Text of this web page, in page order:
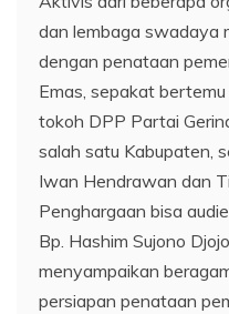
dan lembaga swadaya
dengan penataan
Emas, sepakat
tokoh DPP Partai
salah satu Kabupaten,
Iwan Hendrawan dan
Penghargaan bisa
Bp. Hashim Sujono
menyampaikan
persiapan penataan